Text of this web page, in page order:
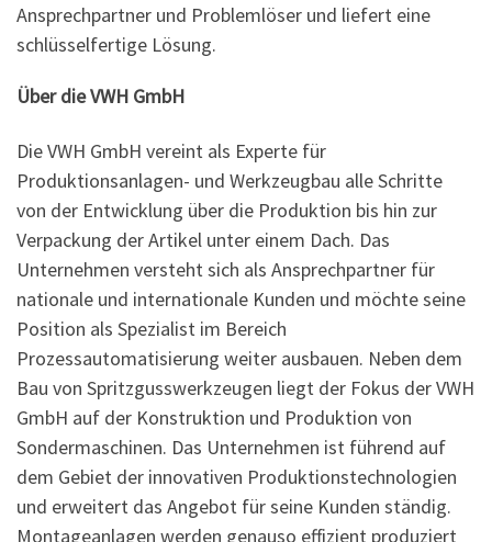
Ansprechpartner und Problemlöser und liefert eine
schlüsselfertige Lösung.
Über die VWH GmbH
Die VWH GmbH vereint als Experte für
Produktionsanlagen- und Werkzeugbau alle Schritte
von der Entwicklung über die Produktion bis hin zur
Verpackung der Artikel unter einem Dach. Das
Unternehmen versteht sich als Ansprechpartner für
nationale und internationale Kunden und möchte seine
Position als Spezialist im Bereich
Prozessautomatisierung weiter ausbauen. Neben dem
Bau von Spritzgusswerkzeugen liegt der Fokus der VWH
GmbH auf der Konstruktion und Produktion von
Sondermaschinen. Das Unternehmen ist führend auf
dem Gebiet der innovativen Produktionstechnologien
und erweitert das Angebot für seine Kunden ständig.
Montageanlagen werden genauso effizient produziert